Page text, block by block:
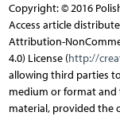
Copyright: © 2016
Access article
Attribution-
4.0) License (http://
allowing third parties
medium or format
material, provided the